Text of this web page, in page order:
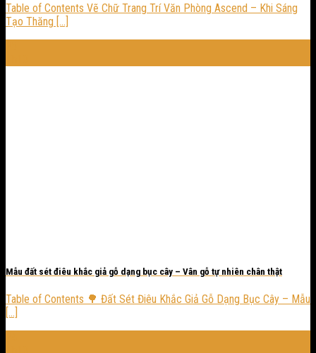
Table of Contents Vẽ Chữ Trang Trí Văn Phòng Ascend – Khi Sáng
Tạo Thăng [...]
Mẫu đất sét điêu khắc giả gỗ dạng bục cây – Vân gỗ tự nhiên chân thật
Table of Contents 🌳 Đất Sét Điêu Khắc Giả Gỗ Dạng Bục Cây – Mẫu
[...]